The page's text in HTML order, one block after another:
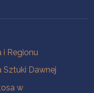
i Regionu
Sztuki Dawnej
w